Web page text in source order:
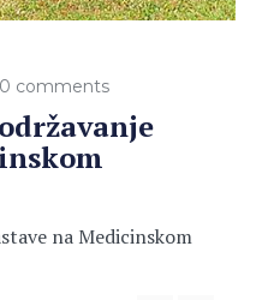
0 comments
na Medicinskom